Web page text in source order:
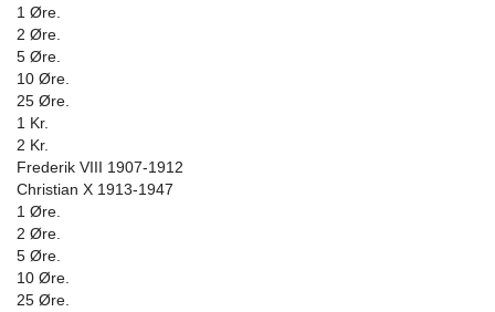
1 Øre.
2 Øre.
5 Øre.
10 Øre.
25 Øre.
1 Kr.
2 Kr.
Frederik VIII 1907-1912
Christian X 1913-1947
1 Øre.
2 Øre.
5 Øre.
10 Øre.
25 Øre.